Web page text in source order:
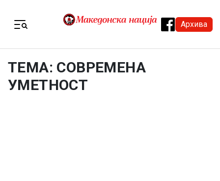
Архива
ТЕМА: СОВРЕМЕНА
УМЕТНОСТ